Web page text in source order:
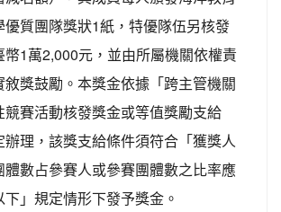
優質團隊獎狀1紙，特優隊伍另核發
幣1萬2,000元，並由所屬機關依權責
敘獎鼓勵。本獎金依據「跨主管機關
競賽活動核發獎金或等值獎勵支給
辦理，該獎支給條件須符合「獲獎人
體數占參賽人或參賽團體數之比率應
」規定情形下發予獎金。